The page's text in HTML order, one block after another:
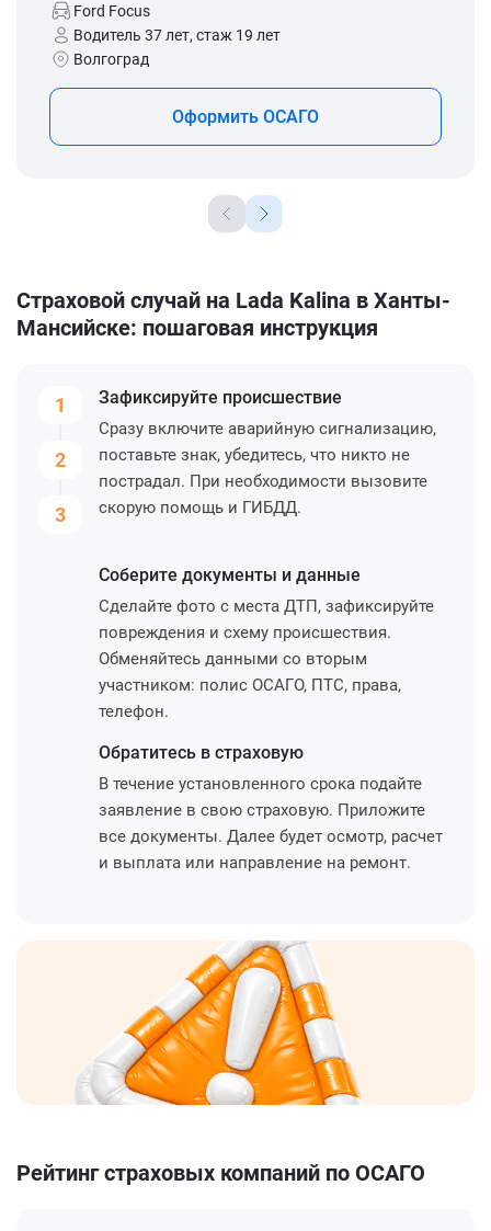
Ford Focus
Водитель 37 лет, стаж 19 лет
Волгоград
Оформить ОСАГО
Страховой случай на Lada Kalina в Ханты-
Мансийске: пошаговая инструкция
1
2
3
Зафиксируйте происшествие
Сразу включите аварийную сигнализацию,
поставьте знак, убедитесь, что никто не
пострадал. При необходимости вызовите
скорую помощь и ГИБДД.
Соберите документы и данные
Сделайте фото с места ДТП, зафиксируйте
повреждения и схему происшествия.
Обменяйтесь данными со вторым
участником: полис ОСАГО, ПТС, права,
телефон.
Обратитесь в страховую
В течение установленного срока подайте
заявление в свою страховую. Приложите
все документы. Далее будет осмотр, расчет
и выплата или направление на ремонт.
Рейтинг страховых компаний по ОСАГО